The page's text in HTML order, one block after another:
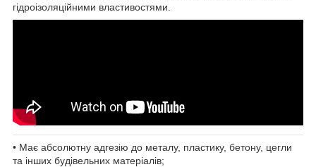
гідроізоляційними властивостями.
• Має абсолютну адгезію до металу, пластику, бетону, цегли
та інших будівельних матеріалів;